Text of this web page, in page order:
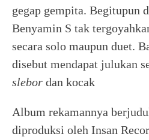
gegap gempita. Begitupun
Benyamin S tak
secara solo maupun duet.
disebut mendapat julukan
slebor dan kocak
Album rekamannya
diproduksi oleh Insan